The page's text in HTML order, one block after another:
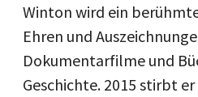
Winton wird ein
Ehren und
Dokumentarfilme und
Geschichte. 2015 stirbt